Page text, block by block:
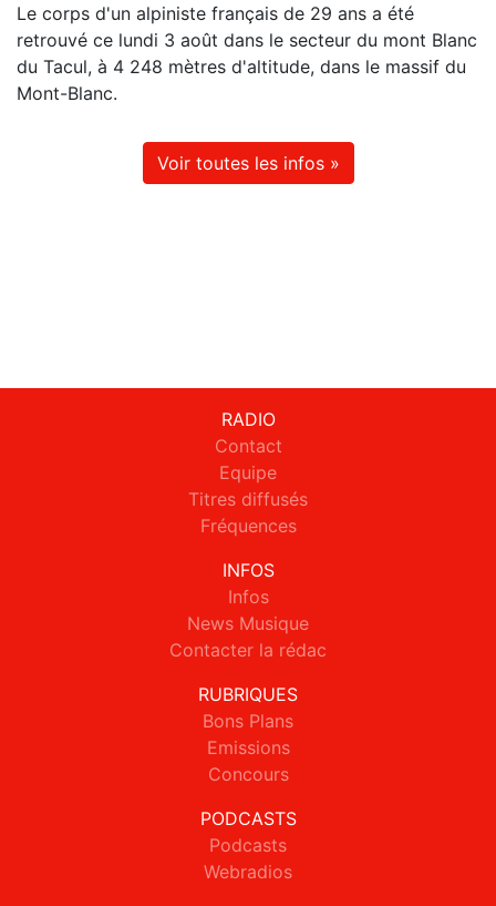
Le corps d'un alpiniste français de 29 ans a été
retrouvé ce lundi 3 août dans le secteur du mont Blanc
du Tacul, à 4 248 mètres d'altitude, dans le massif du
Mont-Blanc.
Voir toutes les infos »
RADIO
Contact
Equipe
Titres diffusés
Fréquences
INFOS
Infos
News Musique
Contacter la rédac
RUBRIQUES
Bons Plans
Emissions
Concours
PODCASTS
Podcasts
Webradios